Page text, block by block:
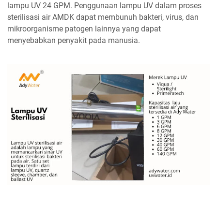
lampu UV 24 GPM. Penggunaan lampu UV dalam proses
sterilisasi air AMDK dapat membunuh bakteri, virus, dan
mikroorganisme patogen lainnya yang dapat
menyebabkan penyakit pada manusia.